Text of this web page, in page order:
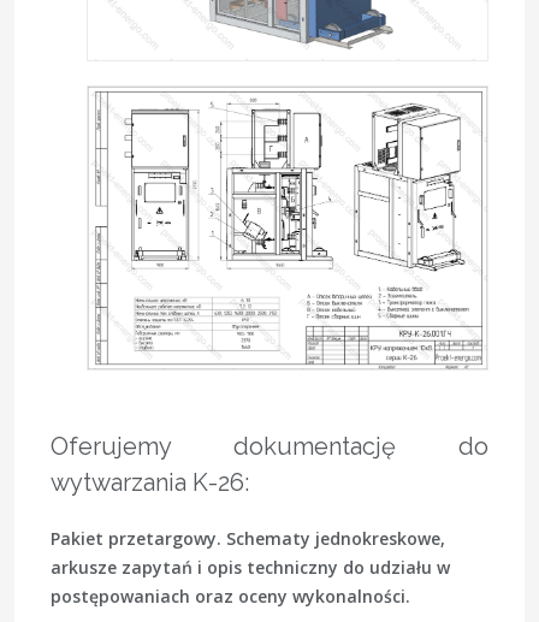
Oferujemy dokumentację do
wytwarzania K-26:
Pakiet przetargowy. Schematy jednokreskowe,
arkusze zapytań i opis techniczny do udziału w
postępowaniach oraz oceny wykonalności.